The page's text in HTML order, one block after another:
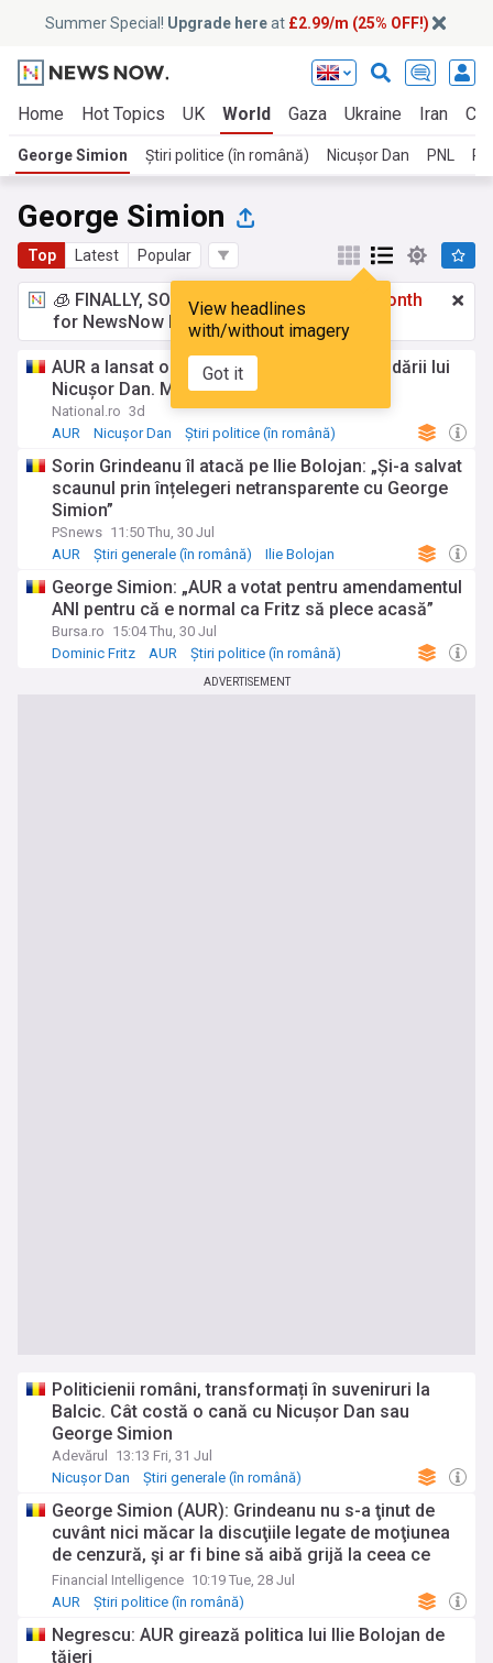
Summer Special! Upgrade hereat £2.99/m (25% OFF!)
Home Hot Topics UK World Gaza Ukraine Iran
George Simion Știri politice (în română) Nicușor Dan PNL
George Simion
Top Latest Popular
View headlines
with/without imagery
Got it
🧊 FINALLY, SOMETHING COOL!
£2.99 a month
for NewsNow Essentials.Upgrade here
AUR a lansat o platformă dedicată suspendării lui
Nicușor Dan. Mesajul lui George Simion
National.ro 3d
AUR
Nicușor Dan Știri politice (în română)
Sorin Grindeanu îl atacă pe Ilie Bolojan: „Și-a salvat
scaunul prin înțelegeri netransparente cu George
Simion”
PSnews 11:50 Thu, 30 Jul
AUR
Știri generale (în română) Ilie Bolojan
George Simion: „AUR a votat pentru amendamentul
ANI pentru că e normal ca Fritz să plece acasă”
Bursa.ro 15:04 Thu, 30 Jul
Dominic Fritz
AUR Știri politice (în română)
ADVERTISEMENT
Politicienii români, transformați în suveniruri la
Balcic. Cât costă o cană cu Nicușor Dan sau
George Simion
Adevărul
13:13 Fri, 31 Jul
Nicușor Dan
Știri generale (în română)
George Simion (AUR): Grindeanu nu s-a ţinut de
cuvânt nici măcar la discuţiile legate de moţiunea
de cenzură, şi ar fi bine să aibă grijă la ceea ce
susţine în spaţiu public, pentru că adevărul este
altul
Financial Intelligence 10:19 Tue, 28 Jul
AUR
Știri politice (în română)
Negrescu: AUR girează politica lui Ilie Bolojan de
tăieri